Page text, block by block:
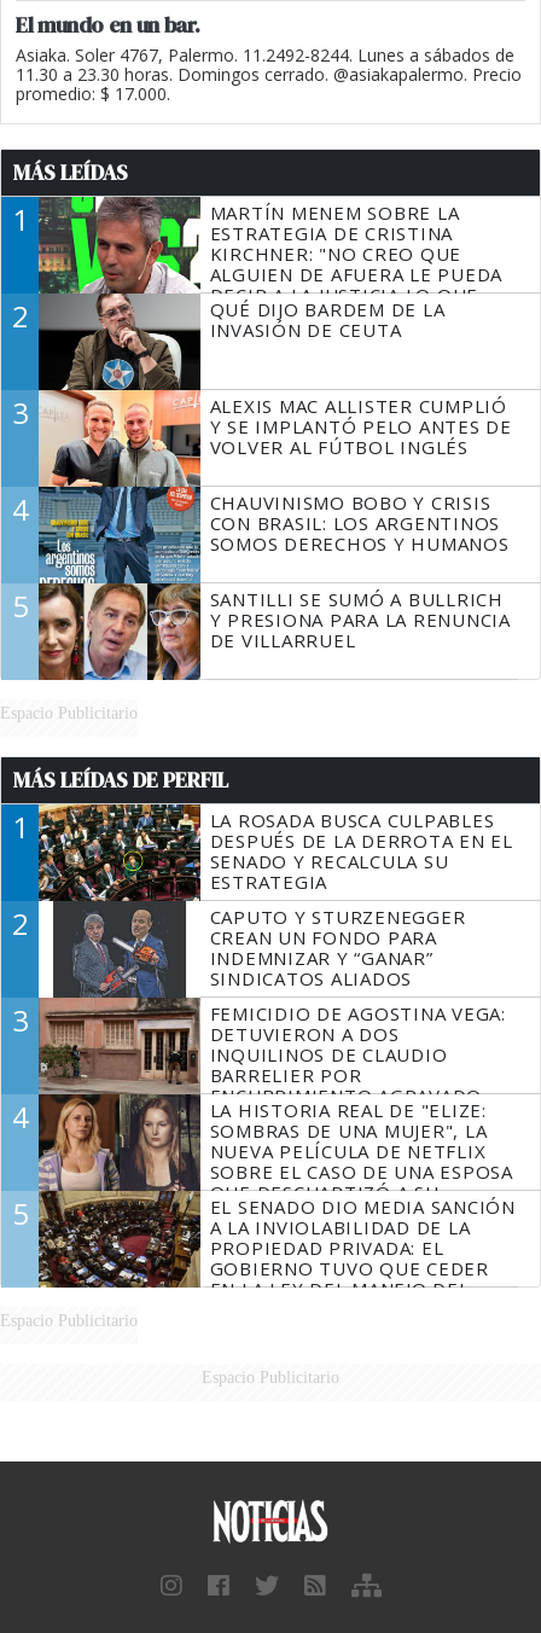
El mundo en un bar.
Asiaka. Soler 4767, Palermo. 11.2492-8244. Lunes a sábados de
11.30 a 23.30 horas. Domingos cerrado. @asiakapalermo. Precio
promedio: $ 17.000.
MÁS LEÍDAS
1
MARTÍN MENEM SOBRE LA
ESTRATEGIA DE CRISTINA
KIRCHNER: "NO CREO QUE
ALGUIEN DE AFUERA LE PUEDA
DECIR A LA JUSTICIA LO QUE
TIENE QUE HACER"
2
QUÉ DIJO BARDEM DE LA
INVASIÓN DE CEUTA
3
ALEXIS MAC ALLISTER CUMPLIÓ
Y SE IMPLANTÓ PELO ANTES DE
VOLVER AL FÚTBOL INGLÉS
4
CHAUVINISMO BOBO Y CRISIS
CON BRASIL: LOS ARGENTINOS
SOMOS DERECHOS Y HUMANOS
5
SANTILLI SE SUMÓ A BULLRICH
Y PRESIONA PARA LA RENUNCIA
DE VILLARRUEL
Espacio Publicitario
MÁS LEÍDAS DE PERFIL
1
LA ROSADA BUSCA CULPABLES
DESPUÉS DE LA DERROTA EN EL
SENADO Y RECALCULA SU
ESTRATEGIA
2
CAPUTO Y STURZENEGGER
CREAN UN FONDO PARA
INDEMNIZAR Y “GANAR”
SINDICATOS ALIADOS
3
FEMICIDIO DE AGOSTINA VEGA:
DETUVIERON A DOS
INQUILINOS DE CLAUDIO
BARRELIER POR
ENCUBRIMIENTO AGRAVADO
4
LA HISTORIA REAL DE "ELIZE:
SOMBRAS DE UNA MUJER", LA
NUEVA PELÍCULA DE NETFLIX
SOBRE EL CASO DE UNA ESPOSA
QUE DESCUARTIZÓ A SU
MARIDO
5
EL SENADO DIO MEDIA SANCIÓN
A LA INVIOLABILIDAD DE LA
PROPIEDAD PRIVADA: EL
GOBIERNO TUVO QUE CEDER
EN LA LEY DEL MANEJO DEL
Espacio Publicitario
Espacio Publicitario